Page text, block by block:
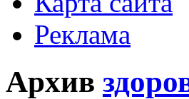
Реклама
Архив